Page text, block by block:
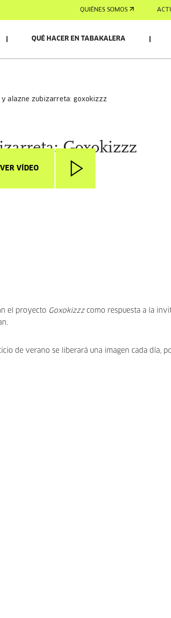
QUIÉNES SOMOS
QUÉ HACER EN TABAKALERA
y alazne zubizarreta: goxokizzz
Goxokizzz
VER VÍDEO
el proyecto Goxokizzzcomo respuesta a la
de verano se liberará una imagen cada día,